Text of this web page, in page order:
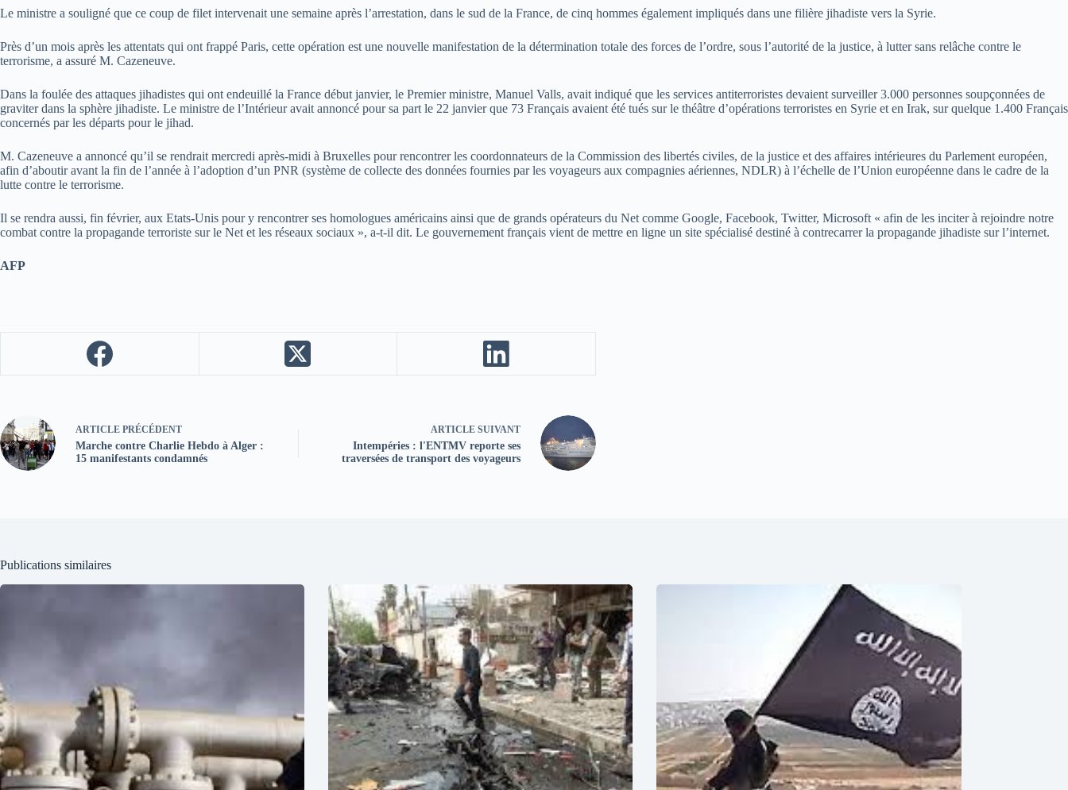
Le ministre a souligné que ce coup de filet intervenait une semaine après l’arrestation, dans le sud de la France, de cinq hommes également impliqués dans une filière jihadiste vers la Syrie.
Près d’un mois après les attentats qui ont frappé Paris, cette opération est une nouvelle manifestation de la détermination totale des forces de l’ordre, sous l’autorité de la justice, à lutter sans relâche contre le
terrorisme, a assuré M. Cazeneuve.
Dans la foulée des attaques jihadistes qui ont endeuillé la France début janvier, le Premier ministre, Manuel Valls, avait indiqué que les services antiterroristes devaient surveiller 3.000 personnes soupçonnées de
graviter dans la sphère jihadiste. Le ministre de l’Intérieur avait annoncé pour sa part le 22 janvier que 73 Français avaient été tués sur le théâtre d’opérations terroristes en Syrie et en Irak, sur quelque 1.400 Français
concernés par les départs pour le jihad.
M. Cazeneuve a annoncé qu’il se rendrait mercredi après-midi à Bruxelles pour rencontrer les coordonnateurs de la Commission des libertés civiles, de la justice et des affaires intérieures du Parlement européen,
afin d’aboutir avant la fin de l’année à l’adoption d’un PNR (système de collecte des données fournies par les voyageurs aux compagnies aériennes, NDLR) à l’échelle de l’Union européenne dans le cadre de la
lutte contre le terrorisme.
Il se rendra aussi, fin février, aux Etats-Unis pour y rencontrer ses homologues américains ainsi que de grands opérateurs du Net comme Google, Facebook, Twitter, Microsoft « afin de les inciter à rejoindre notre
combat contre la propagande terroriste sur le Net et les réseaux sociaux », a-t-il dit. Le gouvernement français vient de mettre en ligne un site spécialisé destiné à contrecarrer la propagande jihadiste sur l’internet.
AFP
ARTICLE PRÉCÉDENT
Marche contre Charlie Hebdo à Alger :
15 manifestants condamnés
ARTICLE SUIVANT
Intempéries : l'ENTMV reporte ses
traversées de transport des voyageurs
Publications similaires